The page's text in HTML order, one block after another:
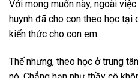
Với mong muốn này, ngoài
huynh đã cho con theo học tại
kiến thức cho con em.
Thế nhưng, theo học ở trung